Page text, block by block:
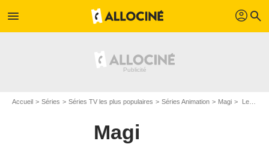
menu profil search
Accueil Séries Séries TV les plus populaires Séries Animation Magi Les saisons de Magi
Magi